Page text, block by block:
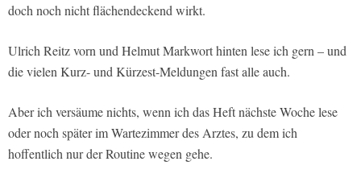
doch noch nicht flächendeckend wirkt.
Ulrich Reitz vorn und Helmut Markwort hinten lese ich gern – und
die vielen Kurz- und Kürzest-Meldungen fast alle auch.
Aber ich versäume nichts, wenn ich das Heft nächste Woche lese
oder noch später im Wartezimmer des Arztes, zu dem ich
hoffentlich nur der Routine wegen gehe.